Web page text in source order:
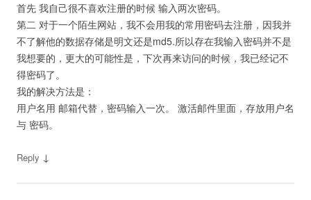
首先 我自己很不喜欢注册的时候 输入两次密码。
第二 对于一个陌生网站，我不会用我的常用密码去注册，因我并
不了解他的数据存储是明文还是md5.所以存在我输入密码并不是
我想要的，更大的可能性是，下次再来访问的时候，我已经记不
得密码了。
我的解决方法是：
用户名用 邮箱代替，密码输入一次。 激活邮件里面，存放用户名
与 密码。
Reply ↓